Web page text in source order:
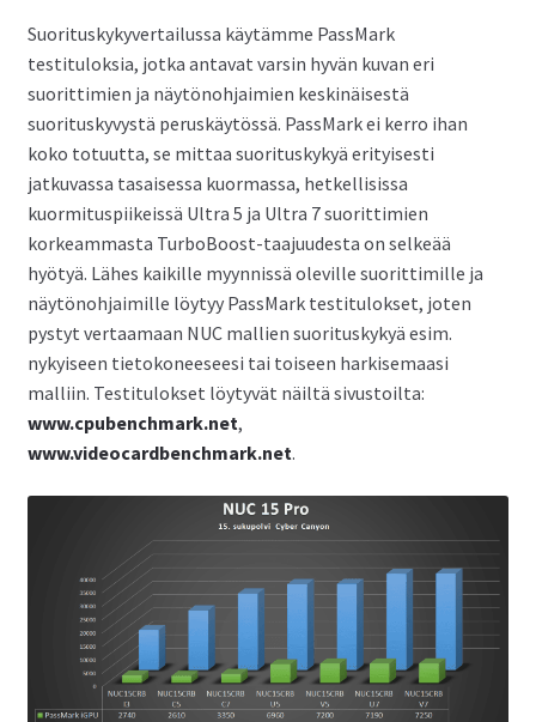
Suorituskykyvertailussa käytämme PassMark
testituloksia, jotka antavat varsin hyvän kuvan eri
suorittimien ja näytönohjaimien keskinäisestä
suorituskyvystä peruskäytössä. PassMark ei kerro ihan
koko totuutta, se mittaa suorituskykyä erityisesti
jatkuvassa tasaisessa kuormassa, hetkellisissa
kuormituspiikeissä Ultra 5 ja Ultra 7 suorittimien
korkeammasta TurboBoost-taajuudesta on selkeää
hyötyä. Lähes kaikille myynnissä oleville suorittimille ja
näytönohjaimille löytyy PassMark testitulokset, joten
pystyt vertaamaan NUC mallien suorituskykyä esim.
nykyiseen tietokoneeseesi tai toiseen harkisemaasi
malliin. Testitulokset löytyvät näiltä sivustoilta:
www.cpubenchmark.net,
www.videocardbenchmark.net.